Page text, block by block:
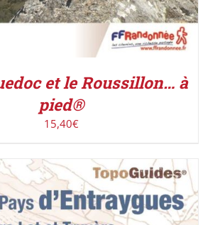
et le Roussillon… à
pied®
15,40€